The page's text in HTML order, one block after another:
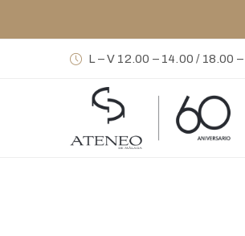
L – V 12.00 – 14.00 / 18.00